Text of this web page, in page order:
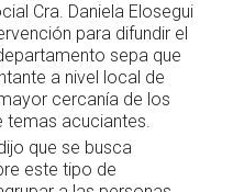
Cra. Daniela Elosegui
para difundir el
sepa que
a nivel local de
cercanía de los
temas acuciantes.
que se busca
este tipo de